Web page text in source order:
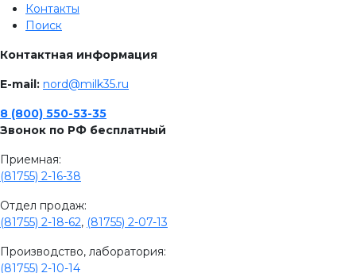
Контакты
Поиск
Контактная информация
E-mail: nord@milk35.ru
8 (800) 550-53-35
Звонок по РФ бесплатный
Приемная:
(81755) 2-16-38
Отдел продаж:
(81755) 2-18-62, (81755) 2-07-13
Производство, лаборатория:
(81755) 2-10-14